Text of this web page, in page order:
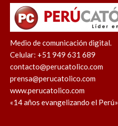
Medio de comunicación digital.
Celular: +51 949 631 689
contacto@perucatolico.com
prensa@perucatolico.com
www.perucatolico.com
«14 años evangelizando el Perú»